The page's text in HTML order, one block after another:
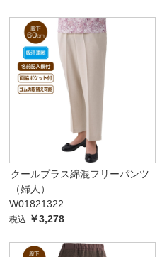
クールプラス綿混フリーパンツ
（婦人）
W01821322
税込 ￥3,278